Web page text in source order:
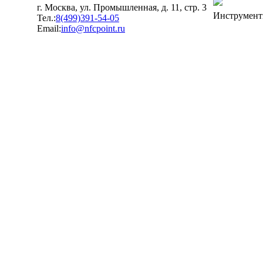
г. Москва, ул. Промышленная, д. 11, стр. 3
Тел.:8(499)391-54-05
Email:info@nfcpoint.ru